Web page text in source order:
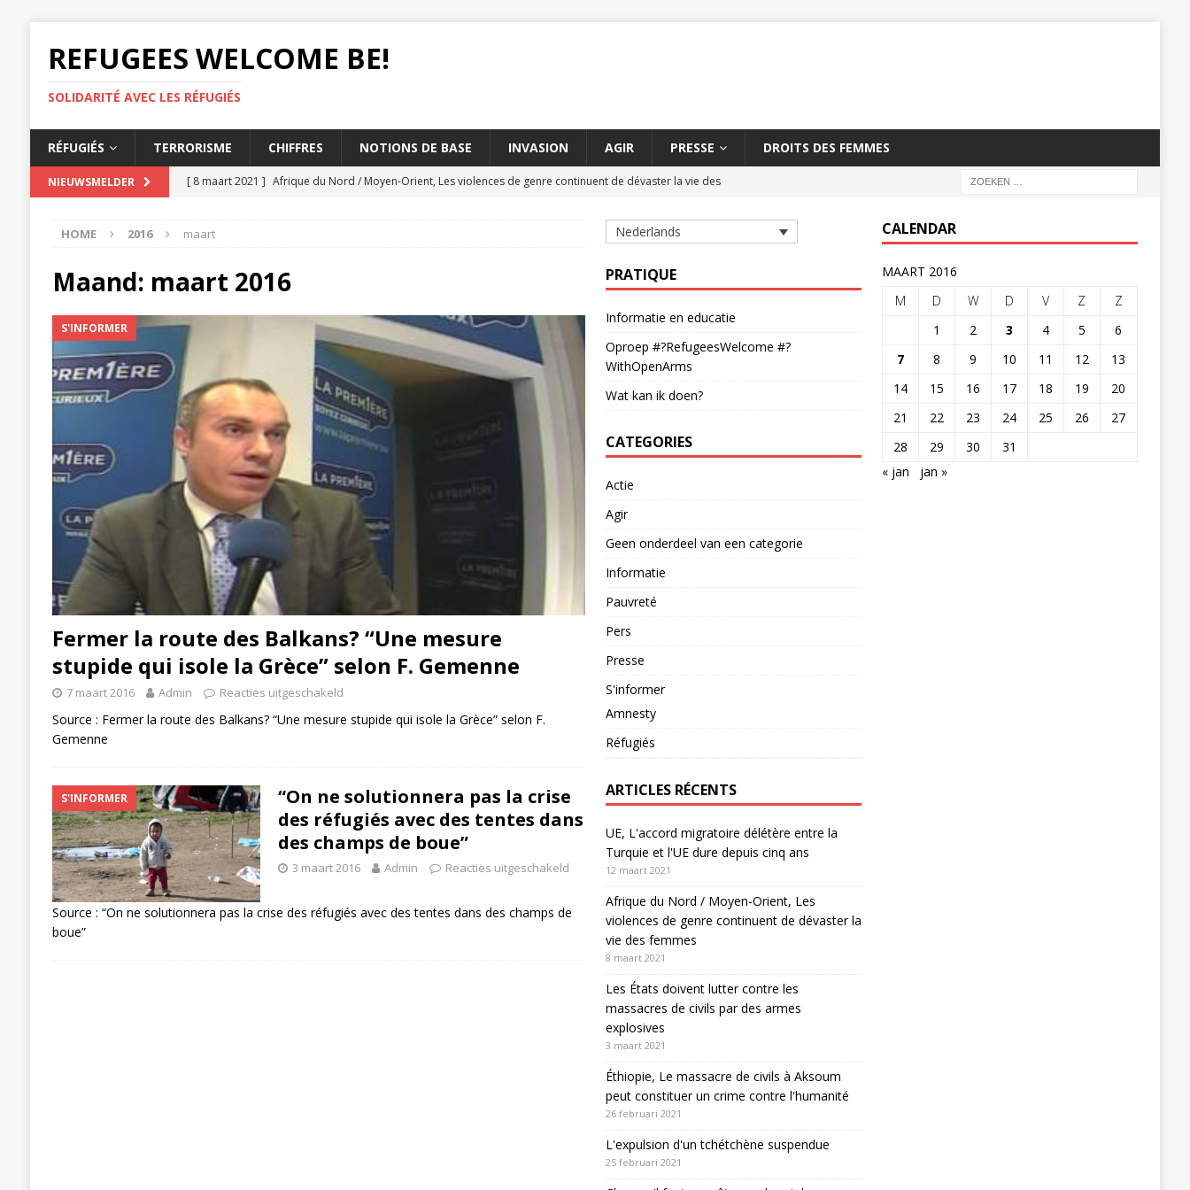
REFUGEES WELCOME BE!
SOLIDARITÉ AVEC LES RÉFUGIÉS
RÉFUGIÉS TERRORISME CHIFFRES NOTIONS DE BASE INVASION AGIR PRESSE DROITS DES FEMMES
NIEUWSMELDER [ 8 maart 2021 ] Afrique du Nord / Moyen-Orient, Les violences de genre continuent de dévaster la vie des
[ 3 maart 2021 ]
Les États doivent lutter contre les massacres de civils par des armes explosives
AMNESTY
[ 26 februari 2021 ] Éthiopie, Le massacre de civils à Aksoum peut constituer un crime contre l'humanité
[ 25 februari 2021 ]
L'expulsion d'un tchétchène suspendue
AMNESTY
[ 12 maart 2021 ]
UE, L'accord migratoire délétère entre la Turquie et l'UE dure depuis cinq ans AMNESTY
HOME 2016 maart
Maand: maart 2016
S'INFORMER
Fermer la route des Balkans? “Une mesure
stupide qui isole la Grèce” selon F. Gemenne
7 maart 2016 Admin Reacties uitgeschakeld
Source : Fermer la route des Balkans? “Une mesure stupide qui isole la Grèce” selon F.
Gemenne
S'INFORMER
“On ne solutionnera pas la crise
des réfugiés avec des tentes dans
des champs de boue”
3 maart 2016 Admin Reacties uitgeschakeld
Source : “On ne solutionnera pas la crise des réfugiés avec des tentes dans des champs de
boue”
Nederlands
PRATIQUE
Informatie en educatie
Oproep #?RefugeesWelcome #?
WithOpenArms
Wat kan ik doen?
CATEGORIES
Actie
Agir
Geen onderdeel van een categorie
Informatie
Pauvreté
Pers
Presse
S'informer
Amnesty
Réfugiés
ARTICLES RÉCENTS
UE, L'accord migratoire délétère entre la
Turquie et l'UE dure depuis cinq ans
12 maart 2021
Afrique du Nord / Moyen-Orient, Les
violences de genre continuent de dévaster la
vie des femmes
8 maart 2021
Les États doivent lutter contre les
massacres de civils par des armes
explosives
3 maart 2021
Éthiopie, Le massacre de civils à Aksoum
peut constituer un crime contre l'humanité
26 februari 2021
L'expulsion d'un tchétchène suspendue
25 februari 2021
CALENDAR
MAART 2016
M
D W D V Z
Z
1
2 3 4 5
6
7
8 9 10 11 12
13
14
15 16 17 18 19
20
21
22 23 24 25 26
27
28
29 30
31
« jan
jan »